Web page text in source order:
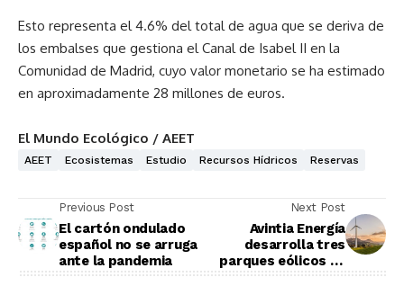
Esto representa el 4.6% del total de agua que se deriva de
los embalses que gestiona el Canal de Isabel II en la
Comunidad de Madrid, cuyo valor monetario se ha estimado
en aproximadamente 28 millones de euros.
El Mundo Ecológico / AEET
AEET Ecosistemas Estudio Recursos Hídricos Reservas
Previous Post
El cartón ondulado
español no se arruga
ante la pandemia
Next Post
Avintia Energía
desarrolla tres
parques eólicos en